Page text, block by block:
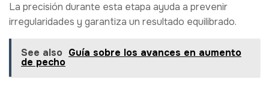
La precisión durante esta etapa ayuda a prevenir
irregularidades y garantiza un resultado equilibrado.
See also Guía sobre los avances en aumento
de pecho